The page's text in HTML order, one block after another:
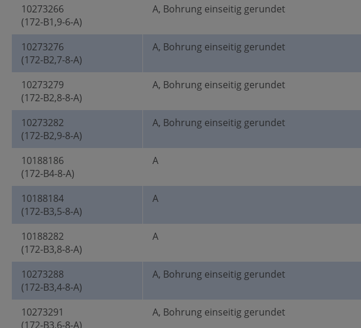
10273266
(172-B1,9-6-A)
A, Bohrung einseitig gerundet
10273276
(172-B2,7-8-A)
A, Bohrung einseitig gerundet
10273279
(172-B2,8-8-A)
A, Bohrung einseitig gerundet
10273282
(172-B2,9-8-A)
A, Bohrung einseitig gerundet
10188186
(172-B4-8-A)
A
10188184
(172-B3,5-8-A)
A
10188282
(172-B3,8-8-A)
A
10273288
(172-B3,4-8-A)
A, Bohrung einseitig gerundet
10273291
(172-B3,6-8-A)
A, Bohrung einseitig gerundet